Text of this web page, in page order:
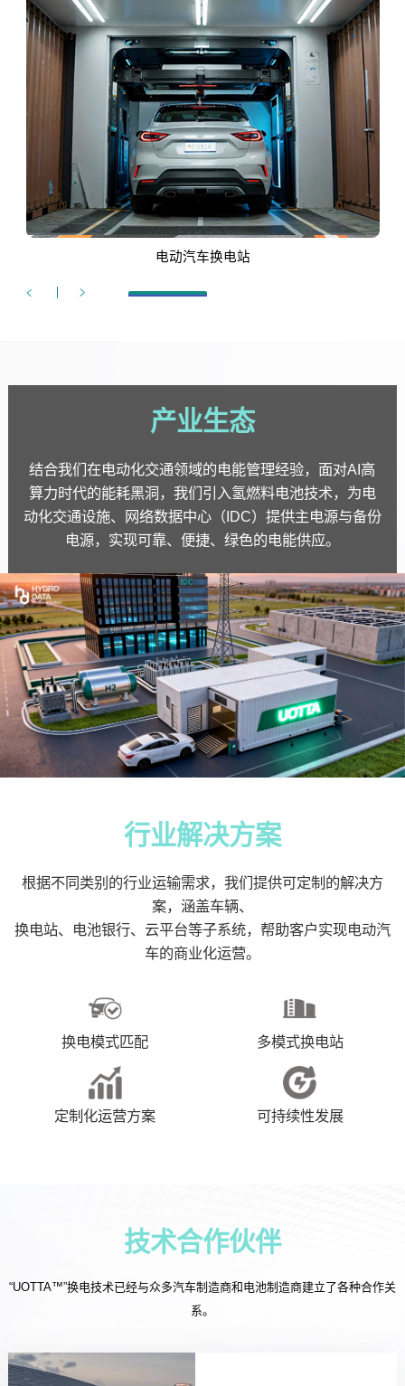
电动汽车换电站
产业生态
结合我们在电动化交通领域的电能管理经验，面对AI高
算力时代的能耗黑洞，我们引入氢燃料电池技术，为电
动化交通设施、网络数据中心（IDC）提供主电源与备份
电源，实现可靠、便捷、绿色的电能供应。
行业解决方案
根据不同类别的行业运输需求，我们提供可定制的解决方
案，涵盖车辆、
换电站、电池银行、云平台等子系统，帮助客户实现电动汽
车的商业化运营。
换电模式匹配 多模式换电站
定制化运营方案 可持续性发展
技术合作伙伴
“UOTTA™”换电技术已经与众多汽车制造商和电池制造商建立了各种合作关
系。